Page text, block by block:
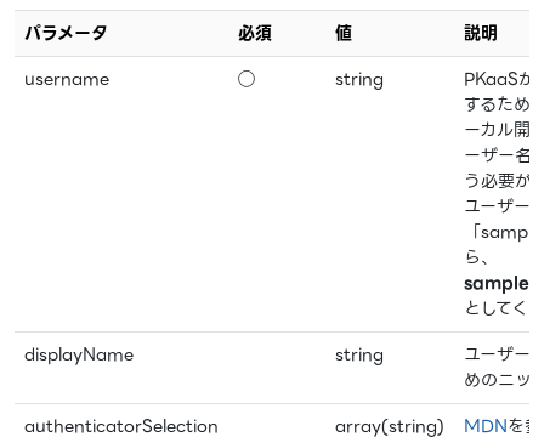
パラメータ 必須 値
説明
username
◯ string
PKaaSが
するため
ーカル開
ーザー名
う必要が
ユーザー
「
ら、
としてく
displayName
string
ユーザー
めのニッ
authenticatorSelection
array(string) MDNを